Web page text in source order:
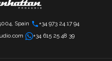
Spain
+34 973 24 17 94
+34 615 25 48 39